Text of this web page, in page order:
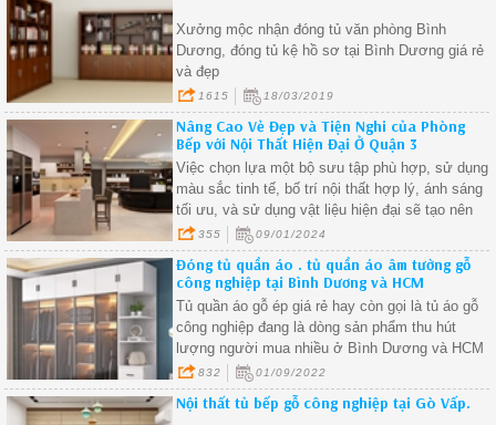
Xưởng mộc nhận đóng tủ văn phòng Bình
Dương, đóng tủ kệ hồ sơ tại Bình Dương giá rẻ
và đẹp
1615 18/03/2019
Nâng Cao Vẻ Đẹp và Tiện Nghi của Phòng
Bếp với Nội Thất Hiện Đại Ở Quận 3
Việc chọn lựa một bộ sưu tập phù hợp, sử dụng
màu sắc tinh tế, bố trí nội thất hợp lý, ánh sáng
tối ưu, và sử dụng vật liệu hiện đại sẽ tạo nên
một phòng bếp đẳng cấp và thú vị
355 09/01/2024
Đóng tủ quần áo . tủ quần áo âm tường gỗ
công nghiệp tại Bình Dương và HCM
Tủ quần áo gỗ ép giá rẻ hay còn gọi là tủ áo gỗ
công nghiệp đang là dòng sản phẩm thu hút
lượng người mua nhiều ở Bình Dương và HCM
832 01/09/2022
Nội thất tủ bếp gỗ công nghiệp tại Gò Vấp.